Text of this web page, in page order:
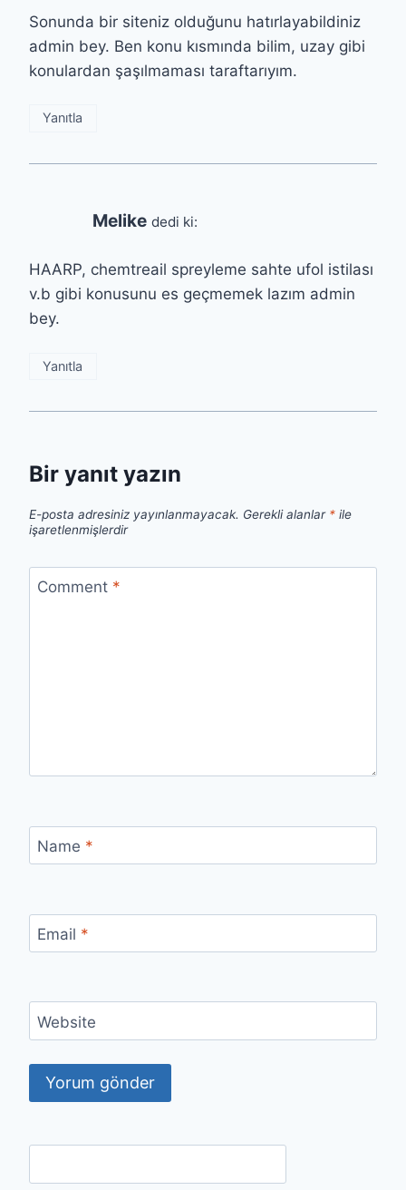
Sonunda bir siteniz olduğunu hatırlayabildiniz
admin bey. Ben konu kısmında bilim, uzay gibi
konulardan şaşılmaması taraftarıyım.
Yanıtla
Melike dedi ki:
HAARP, chemtreail spreyleme sahte ufol istilası
v.b gibi konusunu es geçmemek lazım admin
bey.
Yanıtla
Bir yanıt yazın
E-posta adresiniz yayınlanmayacak. Gerekli alanlar * ile
işaretlenmişlerdir
Comment *
Name *
Email *
Website